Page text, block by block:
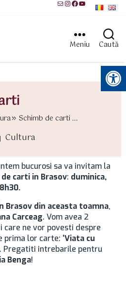
MailInstagram
Facebook
YouTube
Meniu Caută
Instrumente pentru accesibilitate
Schimb de carti ...
Cultura
bucurosi sa va invitam la
de carti in Brasov: duminica,
Brasov din aceasta toamna,
Carceag. Vom avea 2
ne vor povesti despre
prima lor carte: ‘Viata cu
. Pregatiti intrebarile pentru
Benga!